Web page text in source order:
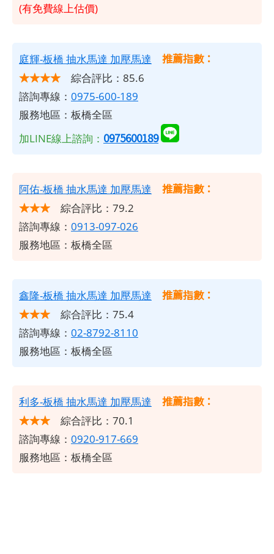
(有免費線上估價)
庭輝-板橋 抽水馬達 加壓馬達
推薦指數：
★★★★ 綜合評比：85.6
諮詢專線： 0975-600-189
服務地區：板橋全區
加LINE線上諮詢： 0975600189
阿佑-板橋 抽水馬達 加壓馬達
推薦指數：
★★★ 綜合評比：79.2
諮詢專線： 0913-097-026
服務地區：板橋全區
鑫隆-板橋 抽水馬達 加壓馬達
推薦指數：
★★★ 綜合評比：75.4
諮詢專線： 02-8792-8110
服務地區：板橋全區
利多-板橋 抽水馬達 加壓馬達
推薦指數：
★★★ 綜合評比：70.1
諮詢專線： 0920-917-669
服務地區：板橋全區